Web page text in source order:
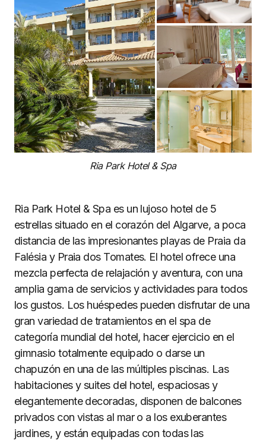
Ria Park Hotel & Spa
Ria Park Hotel & Spa es un lujoso hotel de 5
estrellas situado en el corazón del Algarve, a poca
distancia de las impresionantes playas de Praia da
Falésia y Praia dos Tomates. El hotel ofrece una
mezcla perfecta de relajación y aventura, con una
amplia gama de servicios y actividades para todos
los gustos. Los huéspedes pueden disfrutar de una
gran variedad de tratamientos en el spa de
categoría mundial del hotel, hacer ejercicio en el
gimnasio totalmente equipado o darse un
chapuzón en una de las múltiples piscinas. Las
habitaciones y suites del hotel, espaciosas y
elegantemente decoradas, disponen de balcones
privados con vistas al mar o a los exuberantes
jardines, y están equipadas con todas las